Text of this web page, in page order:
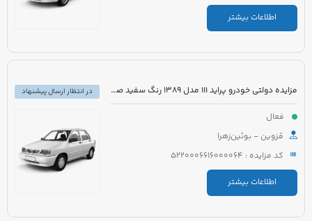
اطلاعات بیشتر
مزایده دولتی خودرو پراید 111 مدل 1389 رنگ سفید صدفی
فعال
قزوین - بوئین‌زهرا
کد مزایده : 5220006616000064
اطلاعات بیشتر
در انتظار ارسال پیشنهاد